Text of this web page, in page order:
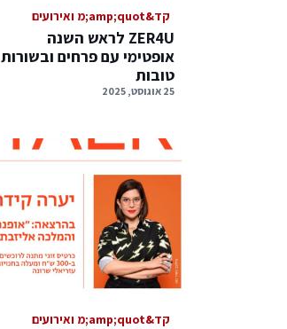
קד&amp;quot;מ ואירועים
ZER4U לראש השנה
אופטימי עם פרחים ובשורות
טובות
25 אוגוסט, 2025
קד&amp;quot;מ ואירועים